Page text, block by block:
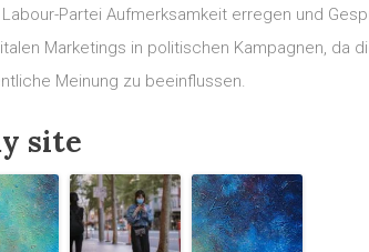
Partei Aufmerksamkeit erregen und
Marketings in politischen Kampagnen, da
Meinung zu beeinflussen.
site